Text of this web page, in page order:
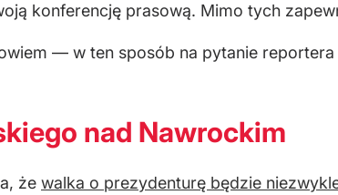
konferencję prasową. Mimo tych
— w ten sposób na pytanie reportera
nad Nawrockim
że walka o prezydenturę będzie